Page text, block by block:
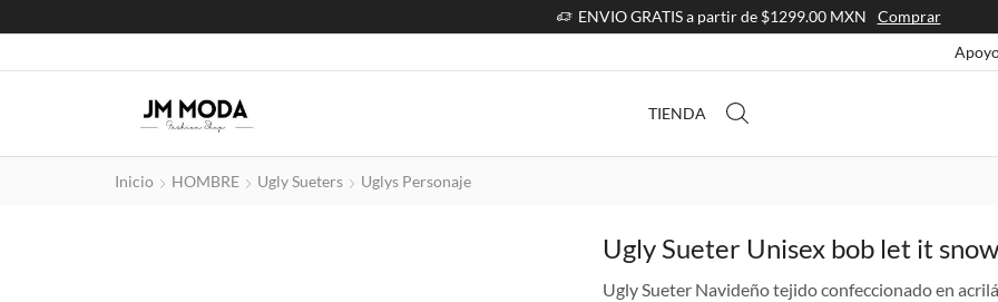
ENVIO GRATIS a partir de $1299.00 MXN
Comprar
TIENDA
Inicio HOMBRE Ugly Sueters Uglys Personaje
Ugly Sueter Unisex bob let it snow
Ugly Sueter Navideño tejido confeccionado en